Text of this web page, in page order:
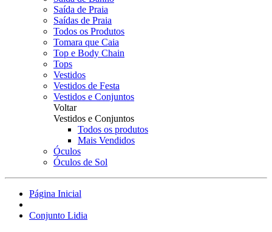
Saída de Praia
Saídas de Praia
Todos os Produtos
Tomara que Caia
Top e Body Chain
Tops
Vestidos
Vestidos de Festa
Vestidos e Conjuntos
Voltar
Vestidos e Conjuntos
Todos os produtos
Mais Vendidos
Óculos
Óculos de Sol
Página Inicial
Conjunto Lidia